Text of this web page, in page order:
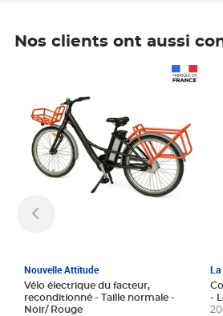
Nos clients ont aussi
Nouvelle Attitude
Vélo électrique du facteur,
reconditionné - Taille normale -
Noir/ Rouge
La
-